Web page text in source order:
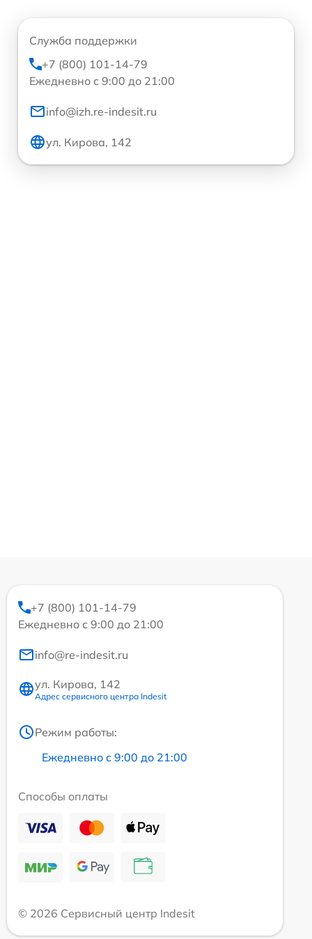
Служба поддержки
+7 (800) 101-14-79
Ежедневно с 9:00 до 21:00
info@izh.re-indesit.ru
ул. Кирова, 142
+7 (800) 101-14-79
Ежедневно с 9:00 до 21:00
info@re-indesit.ru
ул. Кирова, 142
Адрес сервисного центра Indesit
Режим работы:
Ежедневно с 9:00 до 21:00
Способы оплаты
© 2026 Сервисный центр Indesit